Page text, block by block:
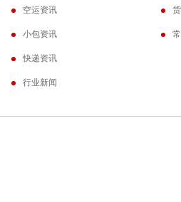
空运资讯
小包资讯
快递资讯
行业新闻